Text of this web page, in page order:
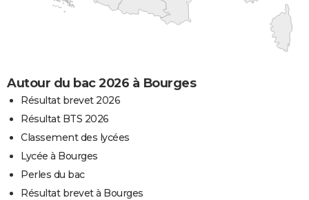
Autour du bac 2026 à Bourges
Résultat brevet 2026
Résultat BTS 2026
Classement des lycées
Lycée à Bourges
Perles du bac
Résultat brevet à Bourges